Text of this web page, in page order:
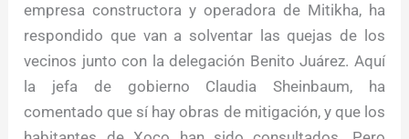
empresa constructora y operadora de Mitikha, ha
respondido que van a solventar las quejas de los
vecinos junto con la delegación Benito Juárez. Aquí
la jefa de gobierno Claudia Sheinbaum, ha
comentado que sí hay obras de mitigación, y que los